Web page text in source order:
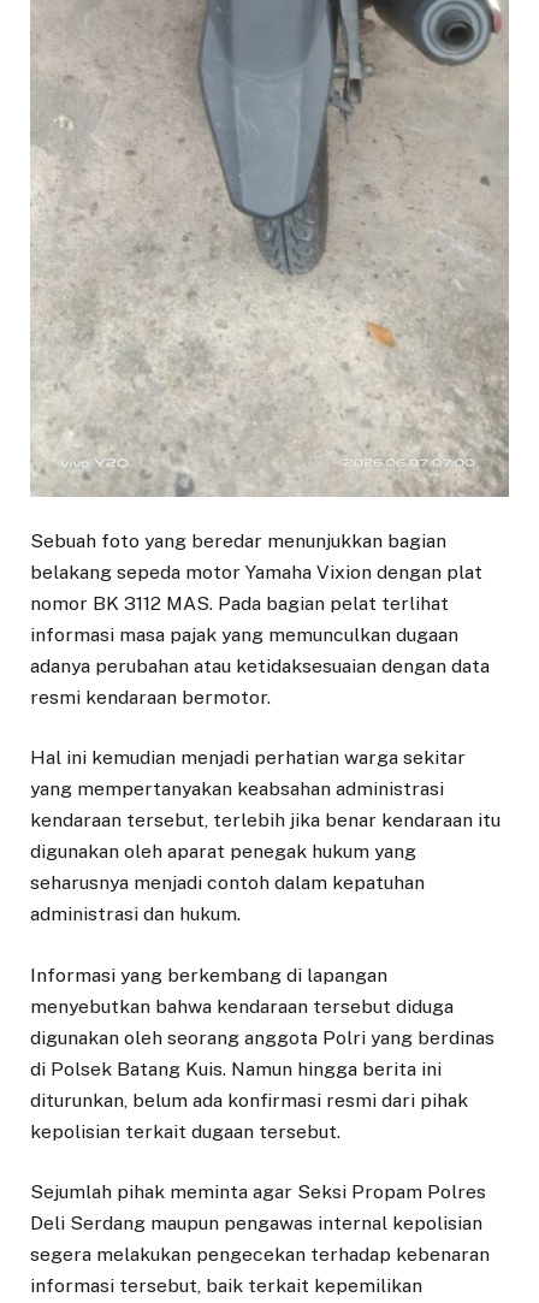
Sebuah foto yang beredar menunjukkan bagian
belakang sepeda motor Yamaha Vixion dengan plat
nomor BK 3112 MAS. Pada bagian pelat terlihat
informasi masa pajak yang memunculkan dugaan
adanya perubahan atau ketidaksesuaian dengan data
resmi kendaraan bermotor.
Hal ini kemudian menjadi perhatian warga sekitar
yang mempertanyakan keabsahan administrasi
kendaraan tersebut, terlebih jika benar kendaraan itu
digunakan oleh aparat penegak hukum yang
seharusnya menjadi contoh dalam kepatuhan
administrasi dan hukum.
Informasi yang berkembang di lapangan
menyebutkan bahwa kendaraan tersebut diduga
digunakan oleh seorang anggota Polri yang berdinas
di Polsek Batang Kuis. Namun hingga berita ini
diturunkan, belum ada konfirmasi resmi dari pihak
kepolisian terkait dugaan tersebut.
Sejumlah pihak meminta agar Seksi Propam Polres
Deli Serdang maupun pengawas internal kepolisian
segera melakukan pengecekan terhadap kebenaran
informasi tersebut, baik terkait kepemilikan